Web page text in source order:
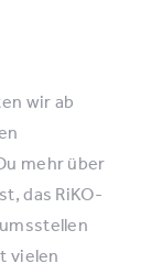
wir ab
mehr über
das RiKO-
vielen